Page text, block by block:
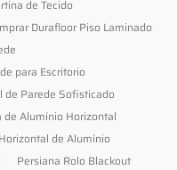
de Tecido
Durafloor Piso Laminado
para Escritorio
de Parede Sofisticado
de Alumínio Horizontal
de Alumínio
Persiana Rolo Blackout